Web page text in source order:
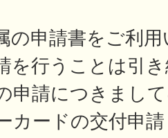
の申請書をご利
を行うことは引
申請につきまし
カードの交付申